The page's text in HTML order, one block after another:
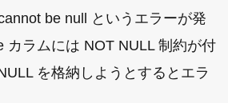
be null というエラーが発
カラムには NOT NULL 制約が付
を格納しようとするとエラ